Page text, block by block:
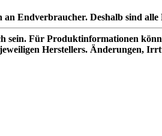
Endverbraucher. Deshalb sind
sein. Für Produktinformationen
Herstellers. Änderungen,